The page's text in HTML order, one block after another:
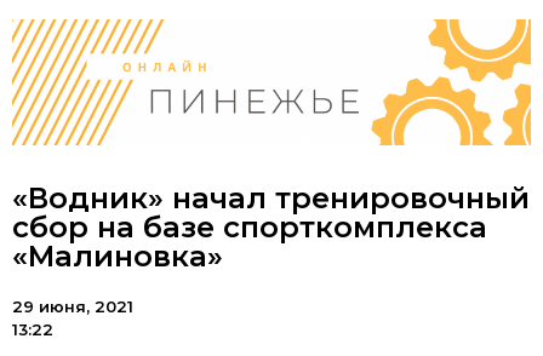
«Водник» начал тренировочный
сбор на базе спорткомплекса
«Малиновка»
29 июня, 2021
13:22